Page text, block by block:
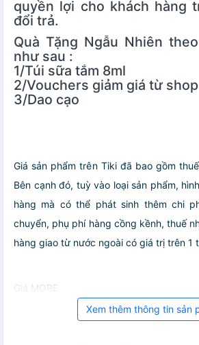
quyền lợi cho khách hàng
đổi trả.
Quà Tặng Ngẫu Nhiên
như sau :
1/Túi sữa tắm 8ml
2/Vouchers giảm giá từ shop
3/Dao cạo
Giá sản phẩm trên Tiki đã bao gồm
Bên cạnh đó, tuỳ vào loại sản phẩm,
hàng mà có thể phát sinh thêm chi
chuyển, phụ phí hàng cồng kềnh, thuế
hàng giao từ nước ngoài có giá trị trên 1
Giá MORE
Xem thêm thông tin sản